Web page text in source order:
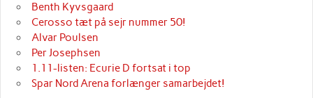
Benth Kyvsgaard
Cerosso tæt på sejr nummer 50!
Alvar Poulsen
Per Josephsen
1.11-listen: Ecurie D fortsat i top
Spar Nord Arena forlænger samarbejdet!